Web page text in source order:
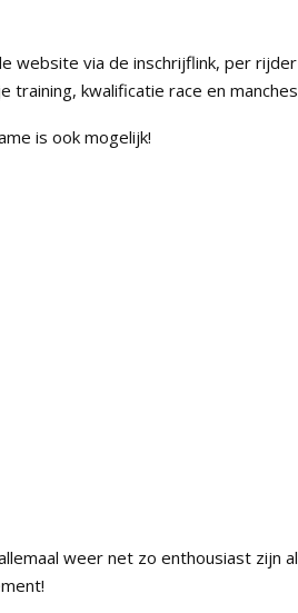
website via de inschrijflink, per
training, kwalificatie race en
is ook mogelijk!
weer net zo enthousiast zijn